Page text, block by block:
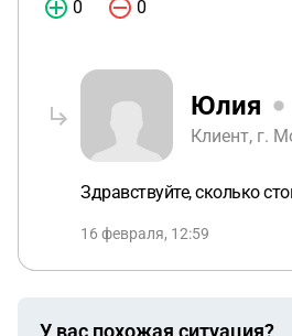
0 0
Юлия
Клиент, г.
Здравствуйте, сколько
16 февраля, 12:59
У вас похожая ситуация?